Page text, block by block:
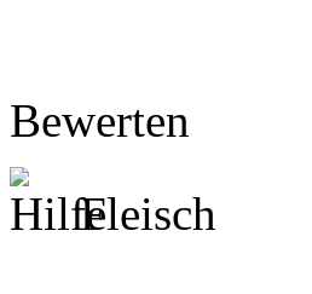
Bewerten
Fleisch